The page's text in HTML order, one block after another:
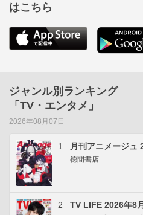
はこちら
ジャンル別ランキング
「TV・エンタメ」
2026年08月07日
1 月刊アニメージュ
徳間書店
2 TV LIFE 2026年8